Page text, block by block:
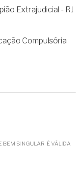
Extrajudicial - RJ
Compulsória
BEM SINGULAR: É VÁLIDA